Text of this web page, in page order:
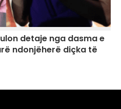
detaje nga dasma e
ndonjëherë diçka të